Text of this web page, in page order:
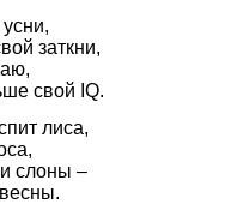
заткни,
свой IQ.
лиса,
слоны –